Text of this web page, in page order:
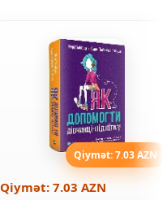
Qiymət: 7.03 AZN
Qiymət: 7.03 AZN